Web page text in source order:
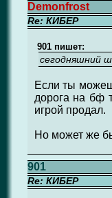
Demonfrost
Re: КИБЕР
901 пишет:
сегодняшний
Если ты
дорога на бф
игрой продал.
Но может же
901
Re: КИБЕР